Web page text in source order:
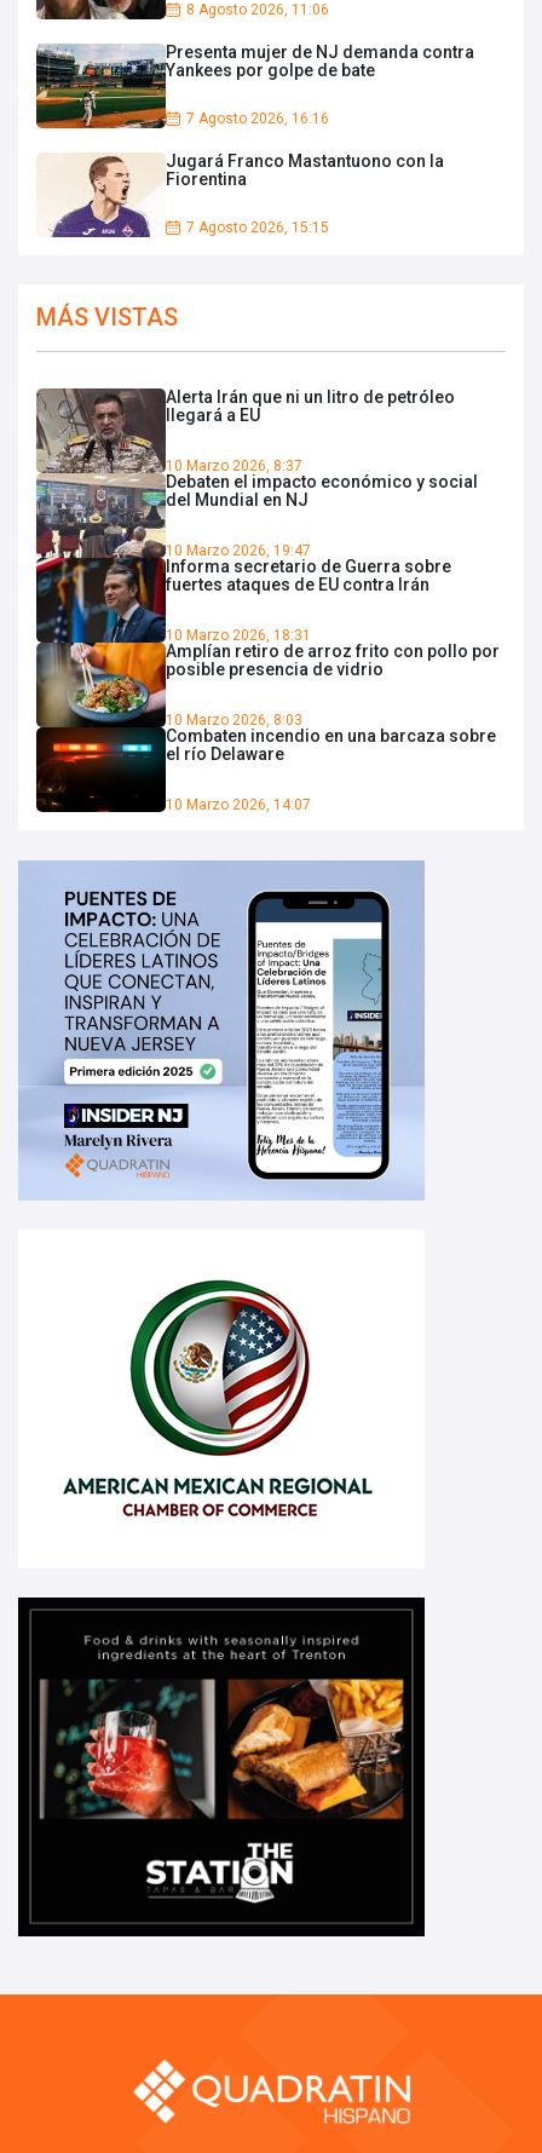
8 Agosto 2026, 11:06
Presenta mujer de NJ demanda contra
Yankees por golpe de bate
7 Agosto 2026, 16:16
Jugará Franco Mastantuono con la
Fiorentina
7 Agosto 2026, 15:15
MÁS VISTAS
Alerta Irán que ni un litro de petróleo
llegará a EU
10 Marzo 2026, 8:37
Debaten el impacto económico y social
del Mundial en NJ
10 Marzo 2026, 19:47
Informa secretario de Guerra sobre
fuertes ataques de EU contra Irán
10 Marzo 2026, 18:31
Amplían retiro de arroz frito con pollo por
posible presencia de vidrio
10 Marzo 2026, 8:03
Combaten incendio en una barcaza sobre
el río Delaware
10 Marzo 2026, 14:07